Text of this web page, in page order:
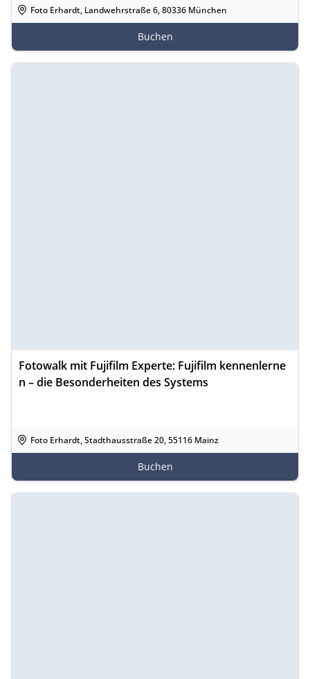
Foto Erhardt, Landwehrstraße 6, 80336 München
Buchen
Fotowalk mit Fujifilm Experte: Fujifilm kennenlerne
n – die Besonderheiten des Systems
Foto Erhardt, Stadthausstraße 20, 55116 Mainz
Buchen